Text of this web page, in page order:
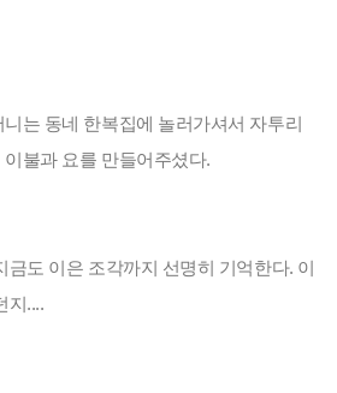
는 동네 한복집에 놀러가셔서 자투리
불과 요를 만들어주셨다.
금도 이은 조각까지 선명히 기억한다. 이
지....